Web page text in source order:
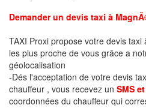
Demander un devis taxi à
TAXI Proxi propose votre devis taxi
les plus proche de vous grâce a
géolocalisation
-Dés l'acceptation de votre devis
chauffeur , vous recevez un SMS
coordonnées du chauffeur qui